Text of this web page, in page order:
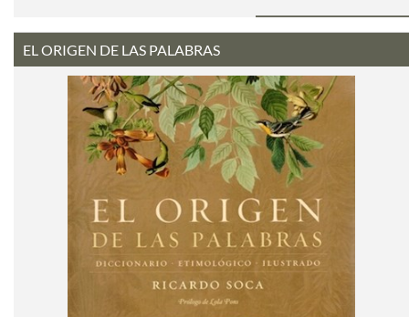
EL ORIGEN DE LAS PALABRAS